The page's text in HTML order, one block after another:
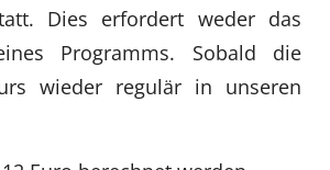
Dies erfordert weder das
Programms. Sobald die
wieder regulär in unseren